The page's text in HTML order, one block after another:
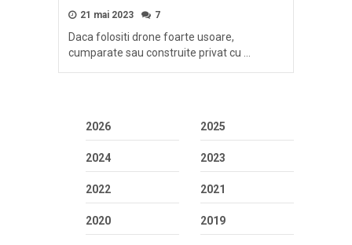
21 mai 2023 7
Daca folositi drone foarte usoare,
cumparate sau construite privat cu …
2026 2025
2024 2023
2022 2021
2020 2019